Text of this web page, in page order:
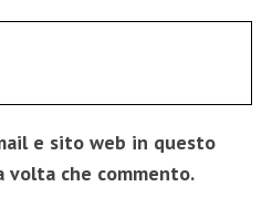
e sito web in questo
volta che commento.